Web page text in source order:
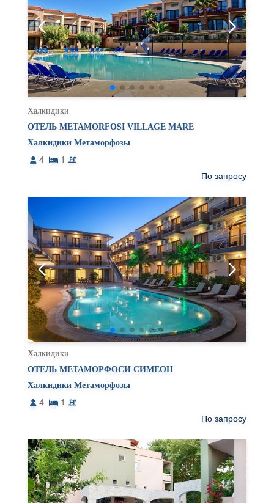
Халкидики
ОТЕЛЬ METAMORFOSI VILLAGE MARE
Халкидики Метаморфозы
4
1
По запросу
Халкидики
ОТЕЛЬ МЕТАМОРФОСИ СИМЕОН
Халкидики Метаморфозы
4
1
По запросу